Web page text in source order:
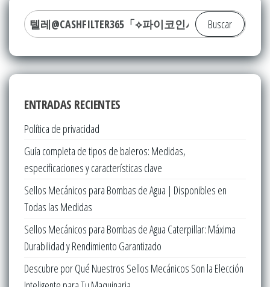
Buscar:
ENTRADAS RECIENTES
Política de privacidad
Guía completa de tipos de baleros: Medidas,
especificaciones y características clave
Sellos Mecánicos para Bombas de Agua | Disponibles en
Todas las Medidas
Sellos Mecánicos para Bombas de Agua Caterpillar: Máxima
Durabilidad y Rendimiento Garantizado
Descubre por Qué Nuestros Sellos Mecánicos Son la Elección